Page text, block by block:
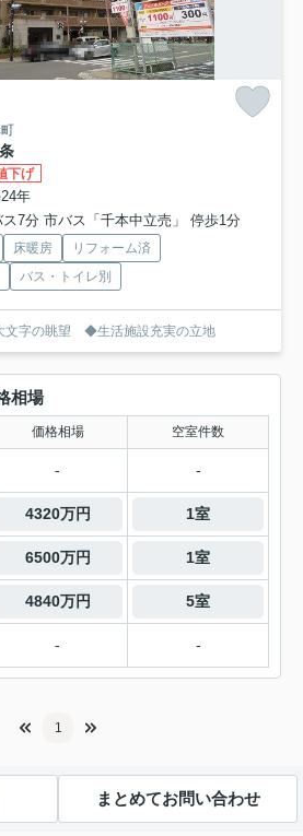
下げ
年
7分 市バス「千本中立売」 停歩1分
床暖房
リフォーム済
バス・トイレ別
字の眺望 ◆生活施設充実の立地
相場
価格相場 空室件数
- -
4320万円 1室
6500万円 1室
4840万円 5室
- -
1
まとめてお問い合わせ